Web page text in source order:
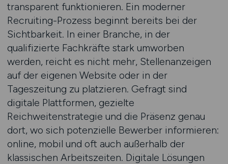
transparent funktionieren. Ein moderner
Recruiting-Prozess beginnt bereits bei der
Sichtbarkeit. In einer Branche, in der
qualifizierte Fachkräfte stark umworben
werden, reicht es nicht mehr, Stellenanzeigen
auf der eigenen Website oder in der
Tageszeitung zu platzieren. Gefragt sind
digitale Plattformen, gezielte
Reichweitenstrategie und die Präsenz genau
dort, wo sich potenzielle Bewerber informieren:
online, mobil und oft auch außerhalb der
klassischen Arbeitszeiten. Digitale Lösungen